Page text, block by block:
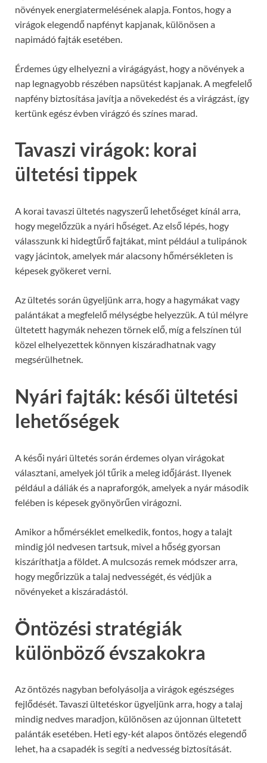
növények energiatermelésének alapja. Fontos, hogy a
virágok elegendő napfényt kapjanak, különösen a
napimádó fajták esetében.
Érdemes úgy elhelyezni a virágágyást, hogy a növények a
nap legnagyobb részében napsütést kapjanak. A megfelelő
napfény biztosítása javítja a növekedést és a virágzást, így
kertünk egész évben virágzó és színes marad.
Tavaszi virágok: korai
ültetési tippek
A korai tavaszi ültetés nagyszerű lehetőséget kínál arra,
hogy megelőzzük a nyári hőséget. Az első lépés, hogy
válasszunk ki hidegtűrő fajtákat, mint például a tulipánok
vagy jácintok, amelyek már alacsony hőmérsékleten is
képesek gyökeret verni.
Az ültetés során ügyeljünk arra, hogy a hagymákat vagy
palántákat a megfelelő mélységbe helyezzük. A túl mélyre
ültetett hagymák nehezen törnek elő, míg a felszínen túl
közel elhelyezettek könnyen kiszáradhatnak vagy
megsérülhetnek.
Nyári fajták: késői ültetési
lehetőségek
A késői nyári ültetés során érdemes olyan virágokat
választani, amelyek jól tűrik a meleg időjárást. Ilyenek
például a dáliák és a napraforgók, amelyek a nyár második
felében is képesek gyönyörűen virágozni.
Amikor a hőmérséklet emelkedik, fontos, hogy a talajt
mindig jól nedvesen tartsuk, mivel a hőség gyorsan
kiszáríthatja a földet. A mulcsozás remek módszer arra,
hogy megőrizzük a talaj nedvességét, és védjük a
növényeket a kiszáradástól.
Öntözési stratégiák
különböző évszakokra
Az öntözés nagyban befolyásolja a virágok egészséges
fejlődését. Tavaszi ültetéskor ügyeljünk arra, hogy a talaj
mindig nedves maradjon, különösen az újonnan ültetett
palánták esetében. Heti egy-két alapos öntözés elegendő
lehet, ha a csapadék is segíti a nedvesség biztosítását.